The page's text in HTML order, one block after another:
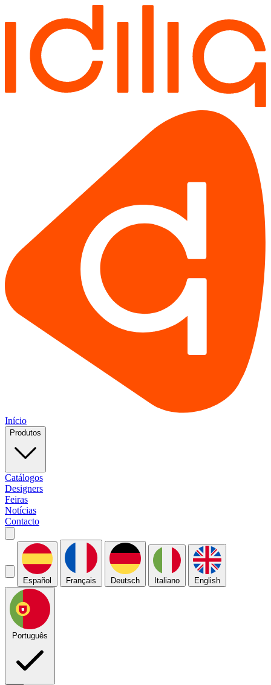
Início
Produtos
Catálogos
Designers
Feiras
Notícias
Contacto
Español Français Deutsch Italiano English
Português